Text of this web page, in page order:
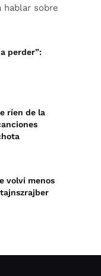
hablar sobre
perder”:
ríen de la
volví menos